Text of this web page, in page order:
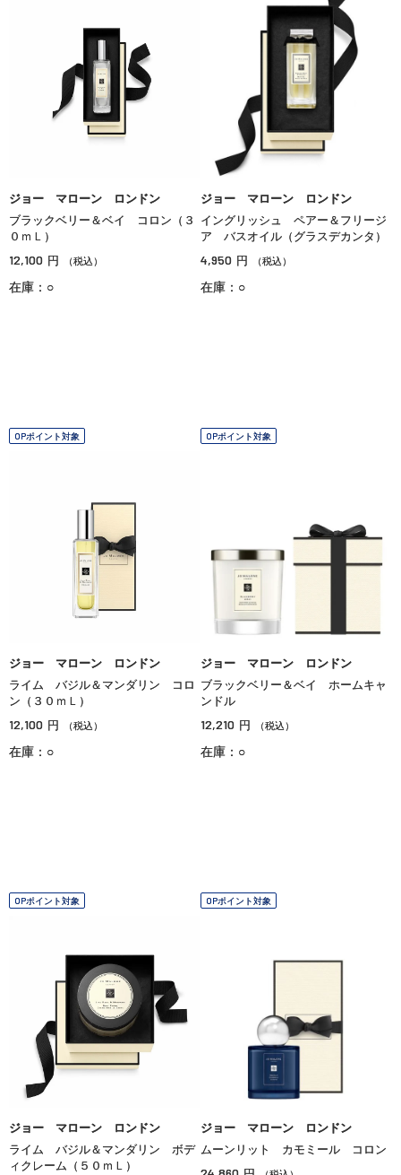
ジョー マローン ロンドン
ブラックベリー＆ベイ コロン（３
０ｍＬ）
12,100 円 （税込）
在庫：○
ジョー マローン ロンドン
イングリッシュ ペアー＆フリージ
ア バスオイル（グラスデカンタ）
4,950 円 （税込）
在庫：○
OPポイント対象
ジョー マローン ロンドン
ライム バジル＆マンダリン コロ
ン（３０ｍＬ）
12,100 円 （税込）
在庫：○
OPポイント対象
ジョー マローン ロンドン
ブラックベリー＆ベイ ホームキャ
ンドル
12,210 円 （税込）
在庫：○
OPポイント対象
ジョー マローン ロンドン
ライム バジル＆マンダリン ボデ
ィクレーム（５０ｍＬ）
OPポイント対象
ジョー マローン ロンドン
ムーンリット カモミール コロン